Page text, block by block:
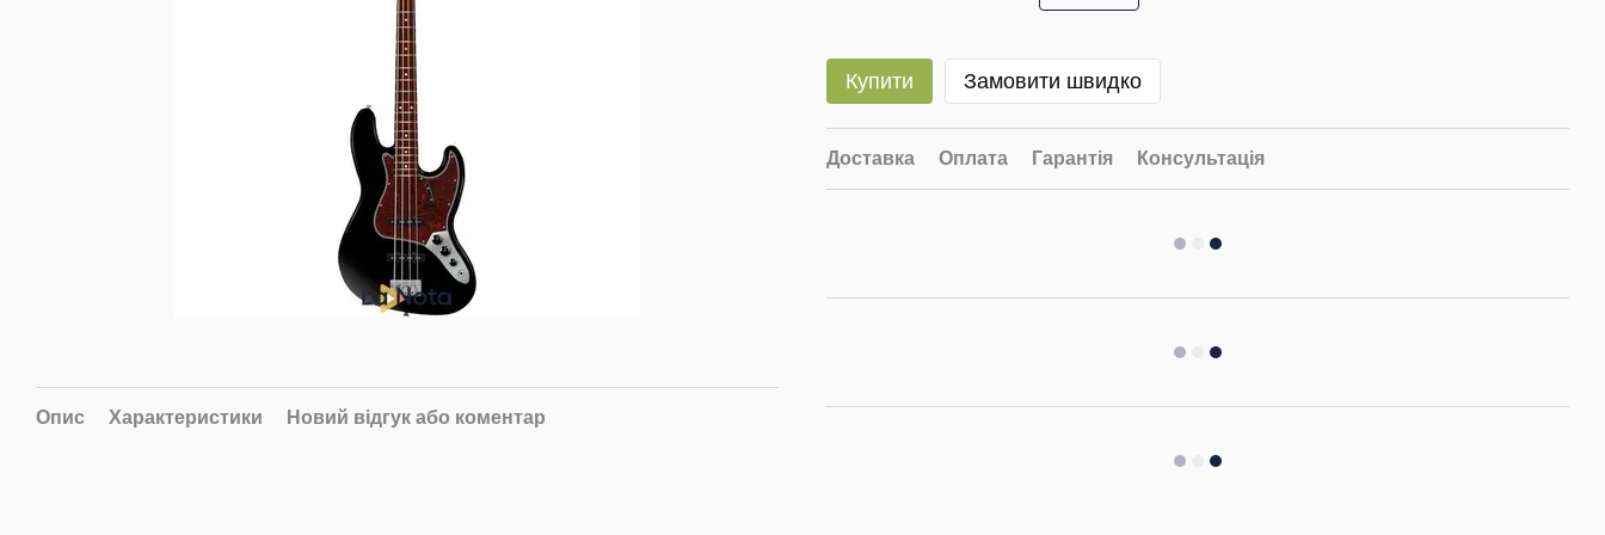
Опис Характеристики Новий відгук або коментар
Купити Замовити швидко
Доставка Оплата Гарантія Консультація